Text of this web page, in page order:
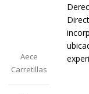
Aece
Carretillas